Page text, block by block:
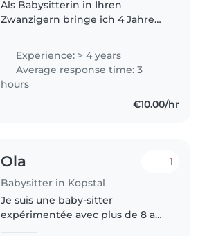
Als Babysitterin in Ihren
Zwanzigern bringe ich 4 Jahre
Babys, Kleinkindern und
Vorschulkindern mit. Ich spreche
fließend Deutsch, Englisch und
Luxemburgisch..
Experience: > 4 years
Average response time: 3
hours
€10.00/hr
Ola
Babysitter in Kopstal
1
Je suis une baby-sitter
expérimentée avec plus de 8 ans